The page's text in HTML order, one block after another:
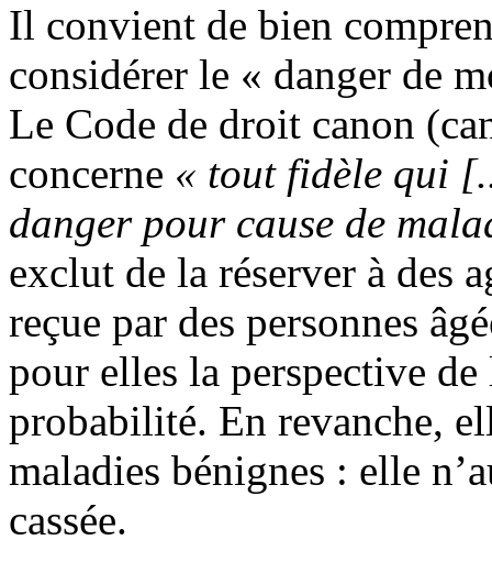
Il convient de bien
considérer le « danger de
Le Code de droit canon
concerne « tout fidèle qui
danger pour cause de
exclut de la réserver à des
reçue par des personnes
pour elles la perspective
probabilité. En revanche,
maladies bénignes : elle
cassée.